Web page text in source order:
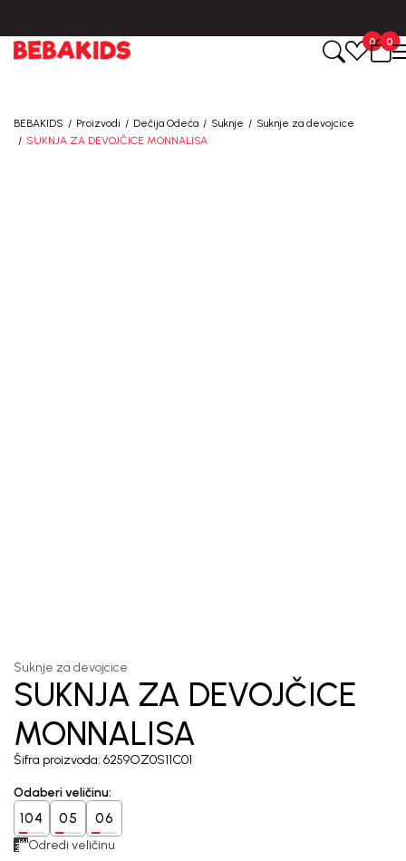
0
0
BEBAKIDS Proizvodi Dečija Odeća Suknje
Suknje za devojcice
SUKNJA ZA DEVOJČICE MONNALISA
Suknje za devojcice
SUKNJA ZA DEVOJČICE
MONNALISA
Šifra proizvoda: 6259OZ0S11C01
Odaberi veličinu:
104 05 06
Odredi veličinu